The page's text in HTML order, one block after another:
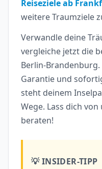
Reiseziele ab
weitere Traumziele
Verwandle deine
vergleiche jetzt die
Berlin-
Garantie und
steht deinem
Wege. Lass dich
beraten!
💡 INSIDER-TIPP